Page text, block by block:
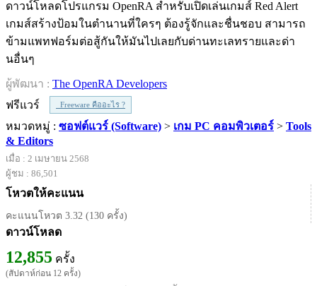
ดาวน์โหลดโปรแกรม OpenRA สำหรับเปิดเล่นเกมส์ Red Alert
เกมส์สร้างป้อมในตำนานที่ใครๆ ต้องรู้จักและชื่นชอบ สามารถ
ข้ามแพทฟอร์มต่อสู้กันให้มันไปเลยกับด่านทะเลทรายและด่า
นอื่นๆ
ผู้พัฒนา : The OpenRA Developers
ฟรีแวร์
Freeware คืออะไร ?
หมวดหมู่ : ซอฟต์แวร์ (Software) > เกม PC คอมพิวเตอร์ > Tools
& Editors
เมื่อ : 2 เมษายน 2568
ผู้ชม : 86,501
โหวตให้คะแนน
คะแนนโหวต 3.32 (130 ครั้ง)
ดาวน์โหลด
12,855 ครั้ง
(สัปดาห์ก่อน 12 ครั้ง)